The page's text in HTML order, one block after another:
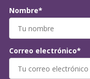
Nombre*
Correo electrónico*